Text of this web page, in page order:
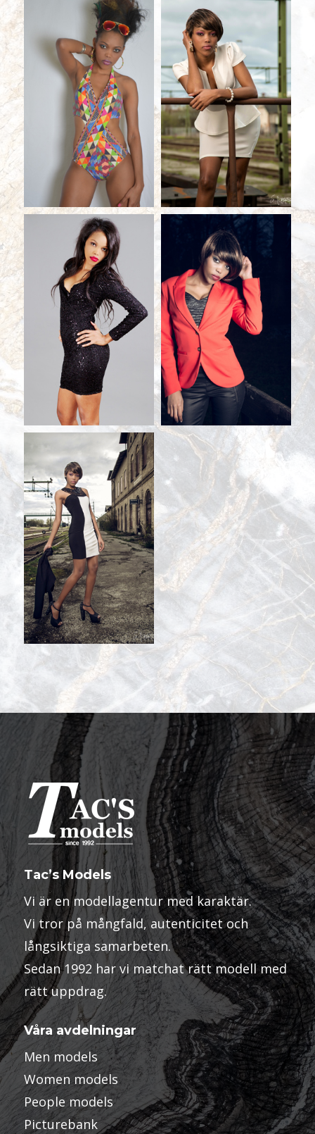
Tac’s Models
Vi är en modellagentur med karaktär.
Vi tror på mångfald, autenticitet och
långsiktiga samarbeten.
Sedan 1992 har vi matchat rätt modell med
rätt uppdrag.
Våra avdelningar
Men models
Women models
People models
Picturebank